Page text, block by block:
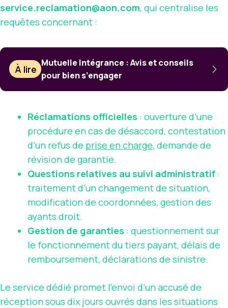
service.reclamation@aon.com, qui centralise les
requêtes concernant :
À lire
Mutuelle Intégrance : Avis et conseils
pour bien s’engager
Réclamations officielles : ouverture d’une
procédure en cas de désaccord, contestation
d’un refus de prise en charge, demande de
révision de garantie.
Questions relatives au suivi administratif :
traitement d’un changement de situation,
modification de coordonnées, gestion des
ayants droit.
Gestion de garanties : questionnement sur
le fonctionnement du tiers payant, délais de
remboursement, déclarations de sinistre.
Le service dédié promet l’envoi d’un accusé de
réception sous dix jours ouvrés dans les situations